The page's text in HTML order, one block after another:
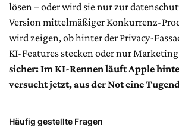
lösen – oder wird sie nur zur
Version mittelmäßiger Konkurrenz-
wird zeigen, ob hinter der Privacy-
KI-Features stecken oder nur
sicher: Im KI-Rennen läuft Apple
versucht jetzt, aus der Not eine
Häufig gestellte Fragen